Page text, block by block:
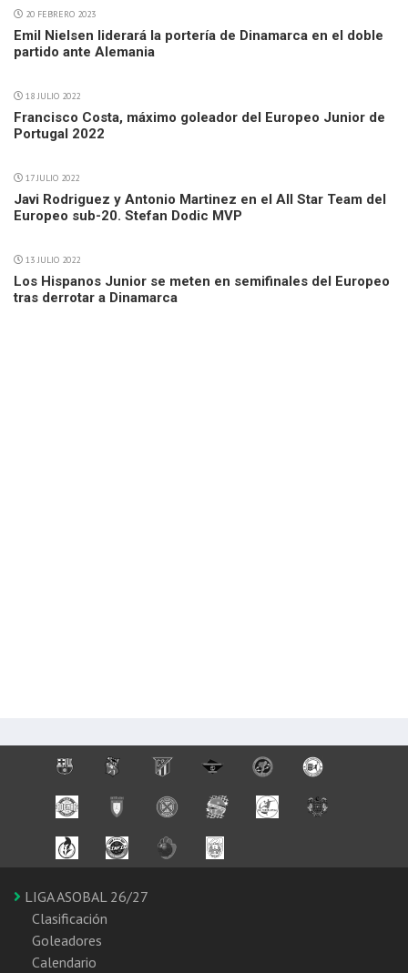
20 FEBRERO 2023
Emil Nielsen liderará la portería de Dinamarca en el doble
partido ante Alemania
18 JULIO 2022
Francisco Costa, máximo goleador del Europeo Junior de
Portugal 2022
17 JULIO 2022
Javi Rodriguez y Antonio Martinez en el All Star Team del
Europeo sub-20. Stefan Dodic MVP
13 JULIO 2022
Los Hispanos Junior se meten en semifinales del Europeo
tras derrotar a Dinamarca
LIGA ASOBAL 26/27
Clasificación
Goleadores
Calendario